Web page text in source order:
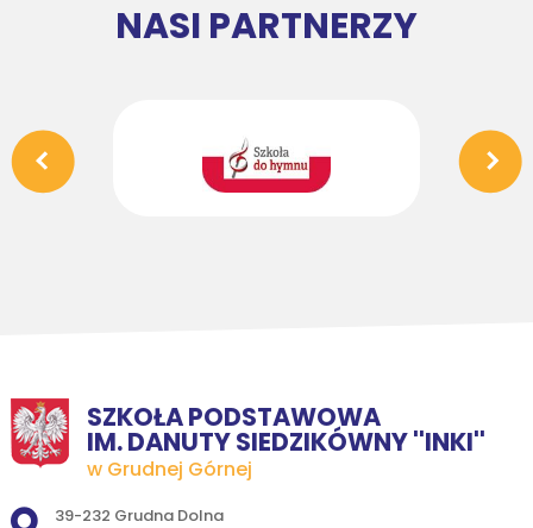
NASI PARTNERZY
SZKOŁA PODSTAWOWA
IM. DANUTY SIEDZIKÓWNY ''INKI''
w Grudnej Górnej
Adres pocztowy:
39-232 Grudna Dolna